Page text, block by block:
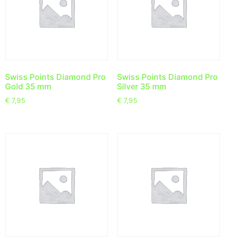
Swiss Points Diamond Pro
Gold 35 mm
€ 7,95
Swiss Points Diamond Pro
Silver 35 mm
€ 7,95